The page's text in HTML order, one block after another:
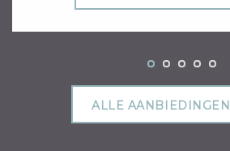
ALLE AANBIEDINGEN